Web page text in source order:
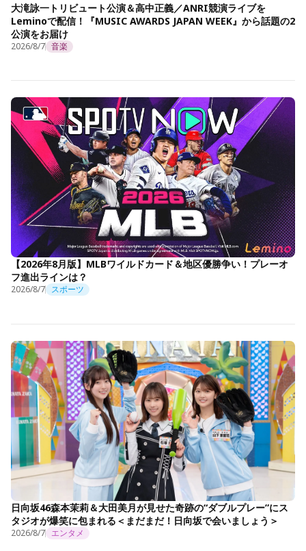
大滝詠一トリビュート公演＆高中正義／ANRI競演ライブを
Leminoで配信！『MUSIC AWARDS JAPAN WEEK』から話題の2
公演をお届け
2026/8/7 音楽
【2026年8月版】MLBワイルドカード＆地区優勝争い！プレーオ
フ進出ラインは？
2026/8/7 スポーツ
日向坂46森本茉莉＆大田美月が見せた奇跡の“ダブルプレー”にス
タジオが爆笑に包まれる＜まだまだ！日向坂で会いましょう＞
2026/8/7 エンタメ